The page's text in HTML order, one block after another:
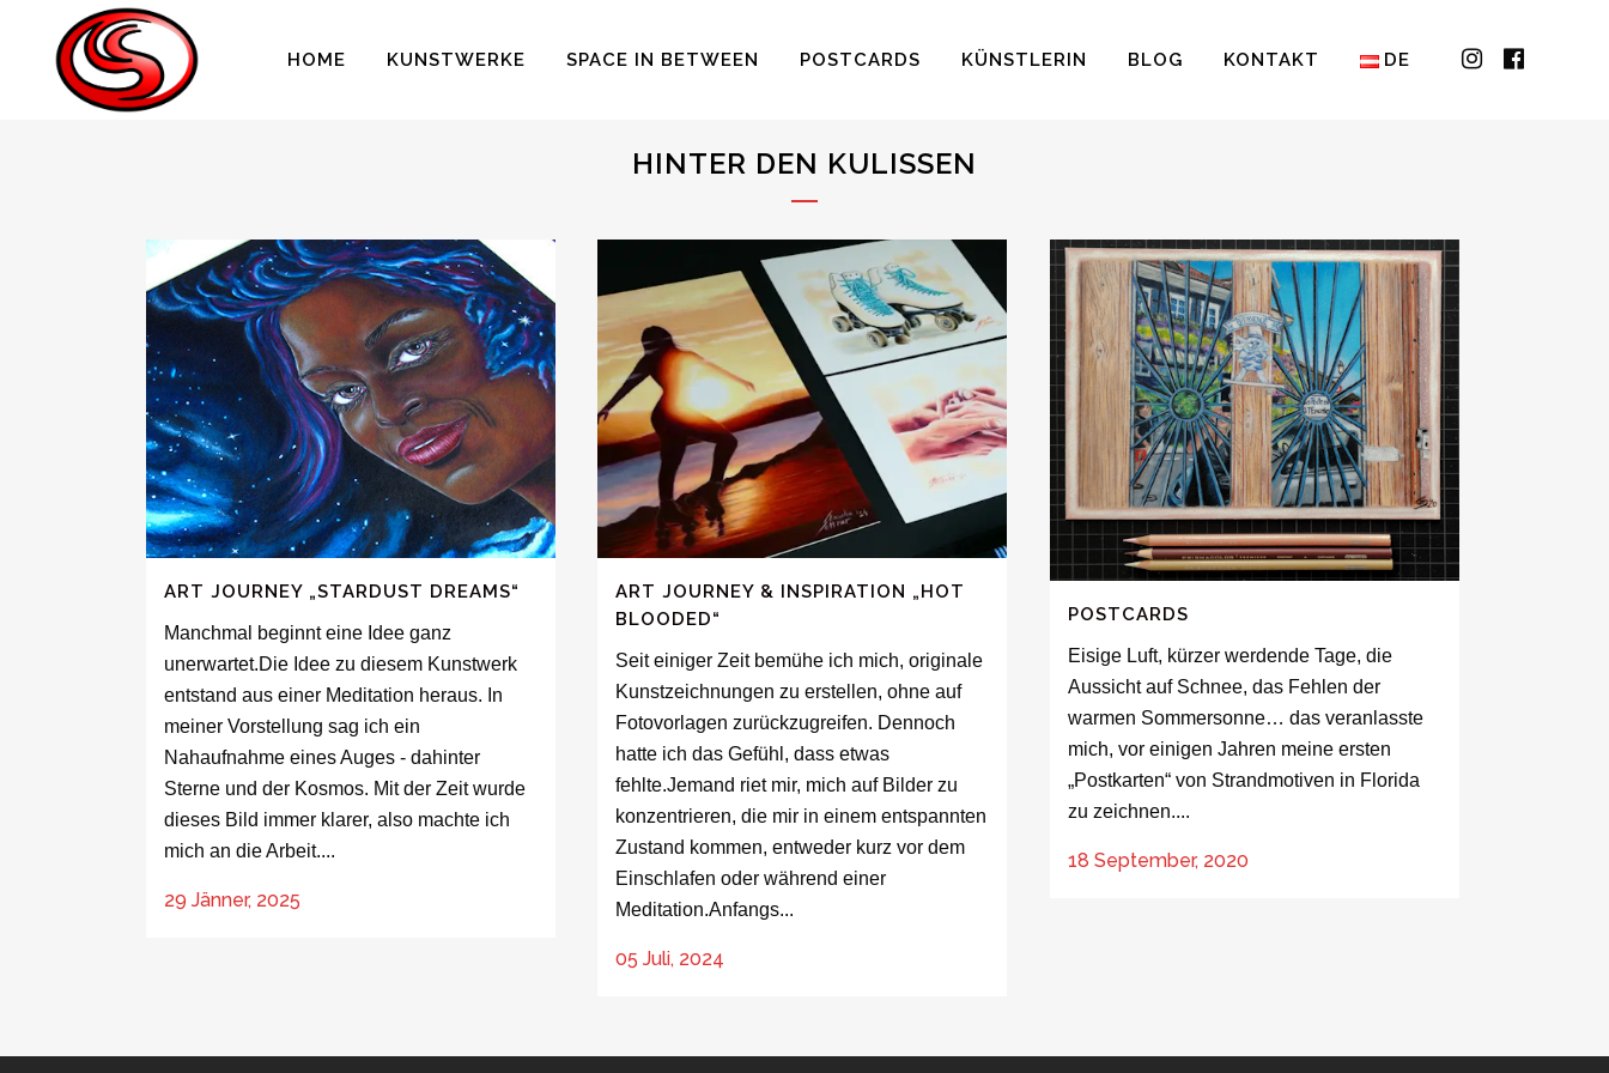
HOME KUNSTWERKE SPACE IN BETWEEN POSTCARDS KÜNSTLERIN BLOG KONTAKT DE
HINTER DEN KULISSEN
ART JOURNEY „STARDUST DREAMS“
Manchmal beginnt eine Idee ganz
unerwartet.Die Idee zu diesem Kunstwerk
entstand aus einer Meditation heraus. In
meiner Vorstellung sag ich ein
Nahaufnahme eines Auges - dahinter
Sterne und der Kosmos. Mit der Zeit wurde
dieses Bild immer klarer, also machte ich
mich an die Arbeit....
29 Jänner, 2025
ART JOURNEY & INSPIRATION „HOT
BLOODED“
Seit einiger Zeit bemühe ich mich, originale
Kunstzeichnungen zu erstellen, ohne auf
Fotovorlagen zurückzugreifen. Dennoch
hatte ich das Gefühl, dass etwas
fehlte.Jemand riet mir, mich auf Bilder zu
konzentrieren, die mir in einem entspannten
Zustand kommen, entweder kurz vor dem
Einschlafen oder während einer
Meditation.Anfangs...
05 Juli, 2024
POSTCARDS
Eisige Luft, kürzer werdende Tage, die
Aussicht auf Schnee, das Fehlen der
warmen Sommersonne… das veranlasste
mich, vor einigen Jahren meine ersten
„Postkarten“ von Strandmotiven in Florida
zu zeichnen....
18 September, 2020